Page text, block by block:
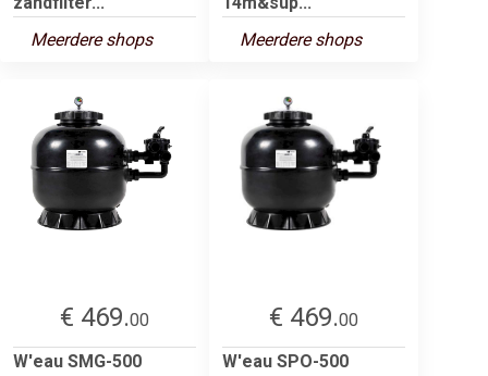
Meerdere shops
Meerdere shops
€ 469.00
W'eau SMG-500
€ 469.00
W'eau SPO-500